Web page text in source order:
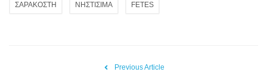
ΣΑΡΑΚΟΣΤΗ ΝΗΣΤΙΣΙΜΑ FETES
Previous Article